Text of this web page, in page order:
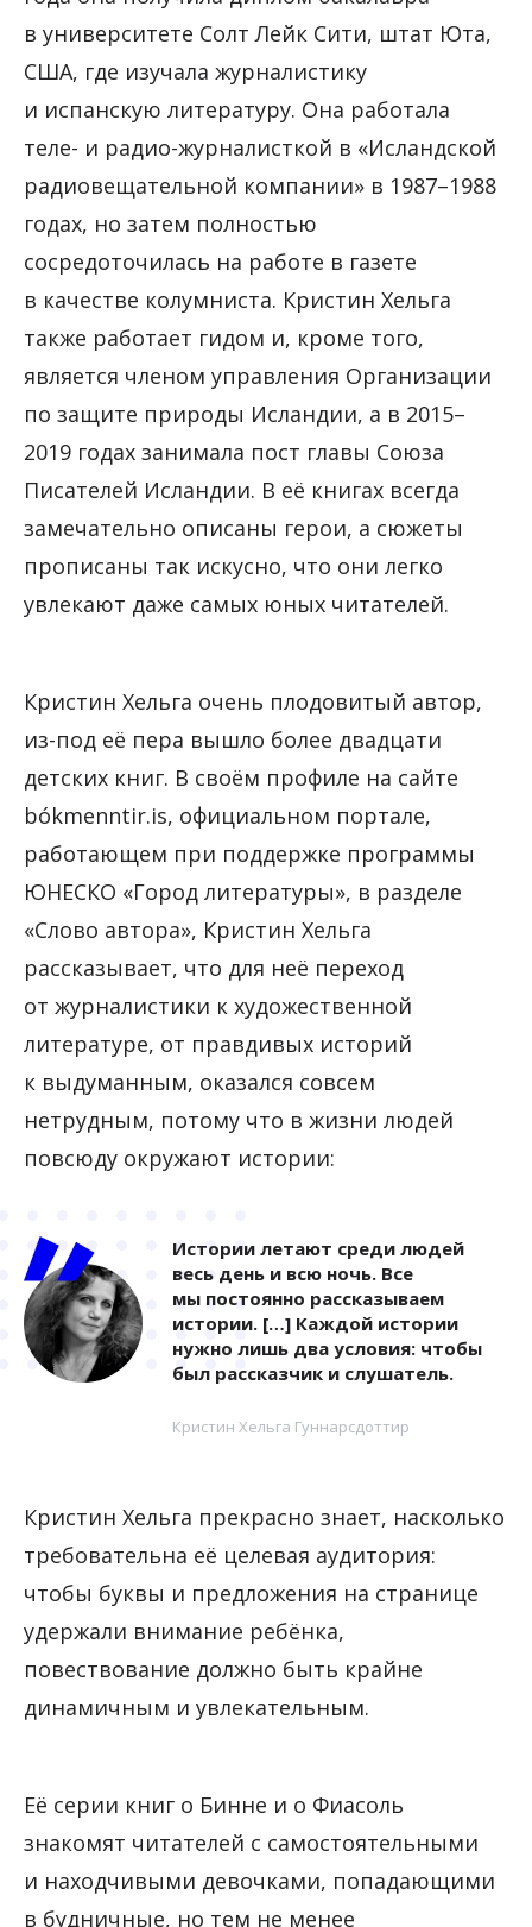
в университете Солт Лейк Сити, штат Юта,
США, где изучала журналистику
и испанскую литературу. Она работала
теле- и радио-журналисткой в «Исландской
радиовещательной компании» в 1987–1988
годах, но затем полностью
сосредоточилась на работе в газете
в качестве колумниста. Кристин Хельга
также работает гидом и, кроме того,
является членом управления Организации
по защите природы Исландии, а в 2015–
2019 годах занимала пост главы Союза
Писателей Исландии. В её книгах всегда
замечательно описаны герои, а сюжеты
прописаны так искусно, что они легко
увлекают даже самых юных читателей.
Кристин Хельга очень плодовитый автор,
из-под её пера вышло более двадцати
детских книг. В своём профиле на сайте
bókmenntir.is, официальном портале,
работающем при поддержке программы
ЮНЕСКО «Город литературы», в разделе
«Слово автора», Кристин Хельга
рассказывает, что для неё переход
от журналистики к художественной
литературе, от правдивых историй
к выдуманным, оказался совсем
нетрудным, потому что в жизни людей
повсюду окружают истории:
Истории летают среди людей
весь день и всю ночь. Все
мы постоянно рассказываем
истории. […] Каждой истории
нужно лишь два условия: чтобы
был рассказчик и слушатель.
Кристин Хельга Гуннарсдоттир
Кристин Хельга прекрасно знает, насколько
требовательна её целевая аудитория:
чтобы буквы и предложения на странице
удержали внимание ребёнка,
повествование должно быть крайне
динамичным и увлекательным.
Её серии книг о Бинне и о Фиасоль
знакомят читателей с самостоятельными
и находчивыми девочками, попадающими
в будничные, но тем не менее